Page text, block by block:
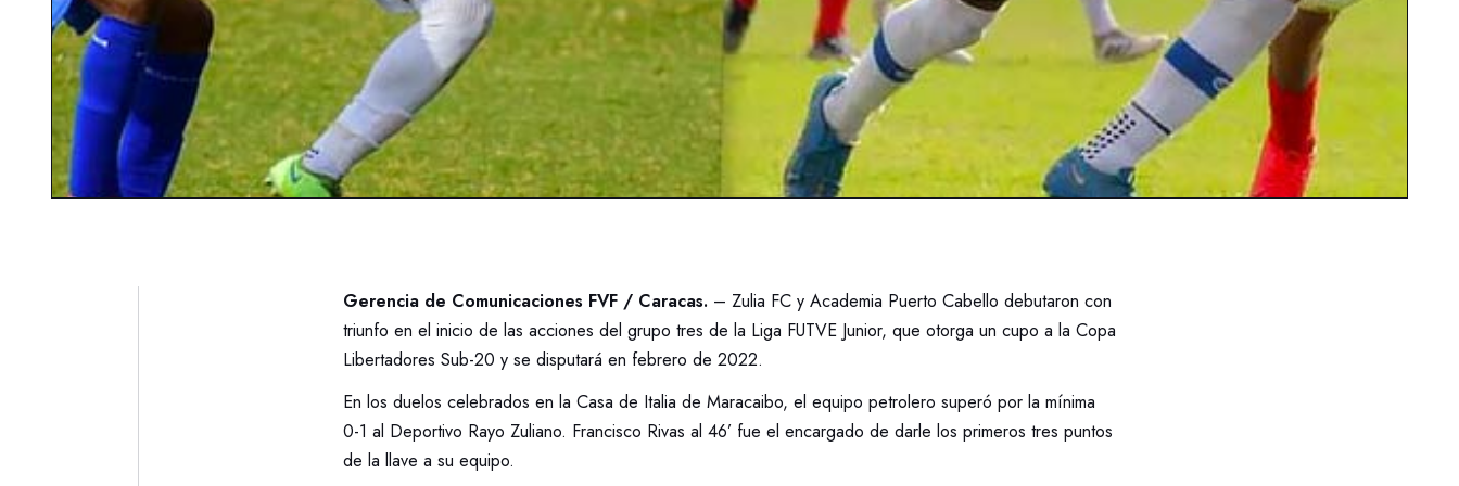
Gerencia de Comunicaciones FVF / Caracas. – Zulia FC y Academia Puerto Cabello debutaron con
triunfo en el inicio de las acciones del grupo tres de la Liga FUTVE Junior, que otorga un cupo a la Copa
Libertadores Sub-20 y se disputará en febrero de 2022.
En los duelos celebrados en la Casa de Italia de Maracaibo, el equipo petrolero superó por la mínima
0-1 al Deportivo Rayo Zuliano. Francisco Rivas al 46’ fue el encargado de darle los primeros tres puntos
de la llave a su equipo.